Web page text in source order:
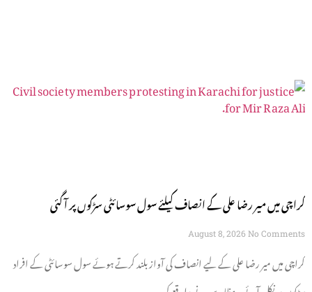
کراچی میں میر رضا علی کے انصاف کیلئے سول سوسائٹی سڑکوں پر آ گئی
August 8, 2026 No Comments
کراچی میں میر رضا علی کے لیے انصاف کی آواز بلند کرتے ہوئے سول سوسائٹی کے افراد